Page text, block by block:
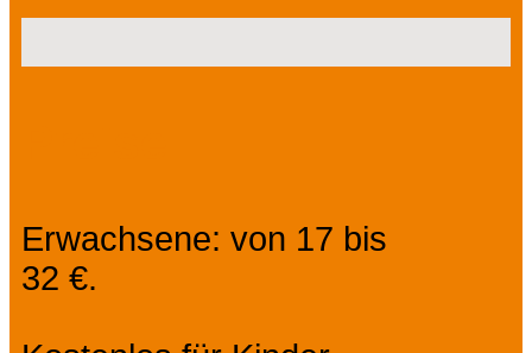
Erwachsene: von 17 bis
32 €.